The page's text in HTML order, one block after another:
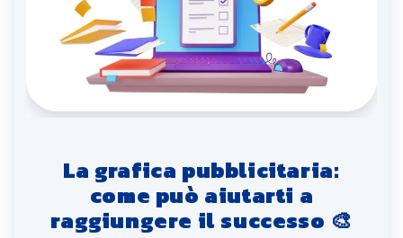
La grafica pubblicitaria:
come può aiutarti a
raggiungere il successo 🎨